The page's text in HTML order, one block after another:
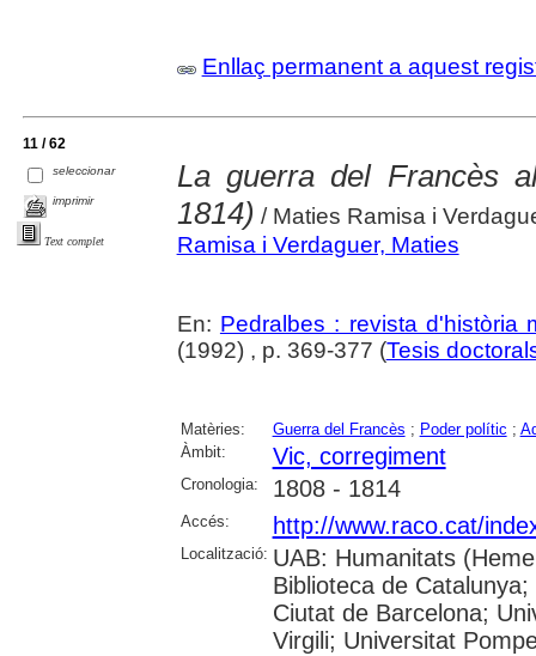
Enllaç permanent a aquest
11 / 62
seleccionar
imprimir
Text complet
La guerra del Francès
1814) / Maties Ramisa i
Ramisa i Verdaguer, Maties
En: Pedralbes : revista d'història
(1992) , p. 369-377 (Tesis
Matèries: Guerra del Francès ; Poder polític ;
Àmbit:
Vic, corregiment
Cronologia: 1808 - 1814
Accés: http://www.raco.cat/
Localització: UAB: Humanitats
Biblioteca de
Ciutat de Barcelona;
Virgili; Universitat